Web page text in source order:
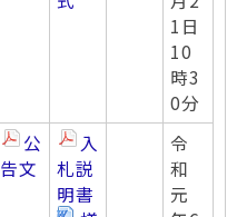
1日
10
時3
0分
公
告文
入
札説
明書
令
和
元